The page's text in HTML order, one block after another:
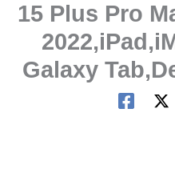
15 Plus Pro
Galaxy